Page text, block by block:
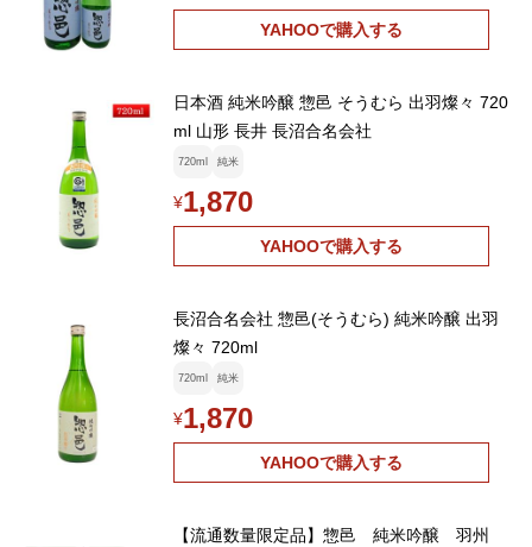
YAHOOで購入する
日本酒 純米吟醸 惣邑 そうむら 出羽燦々 720
ml 山形 長井 長沼合名会社
720ml 純米
¥1,870
YAHOOで購入する
長沼合名会社 惣邑(そうむら) 純米吟醸 出羽
燦々 720ml
720ml 純米
¥1,870
YAHOOで購入する
【流通数量限定品】惣邑 純米吟醸 羽州